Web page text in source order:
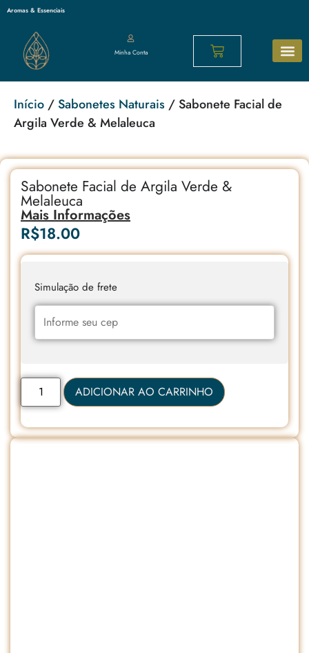
Aromas & Essenciais
Minha Conta
Início /Sabonetes Naturais / Sabonete Facial de
Argila Verde & Melaleuca
Sabonete Facial de Argila Verde &
Melaleuca
Mais Informações
R$18.00
Simulação de frete
ADICIONAR AO CARRINHO